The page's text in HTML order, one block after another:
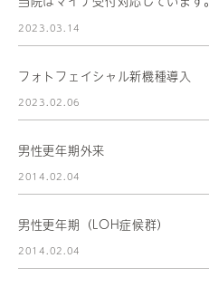
2023.03.14
フォトフェイシャル新機種導入
2023.02.06
男性更年期外来
2014.02.04
男性更年期（LOH症候群）
2014.02.04